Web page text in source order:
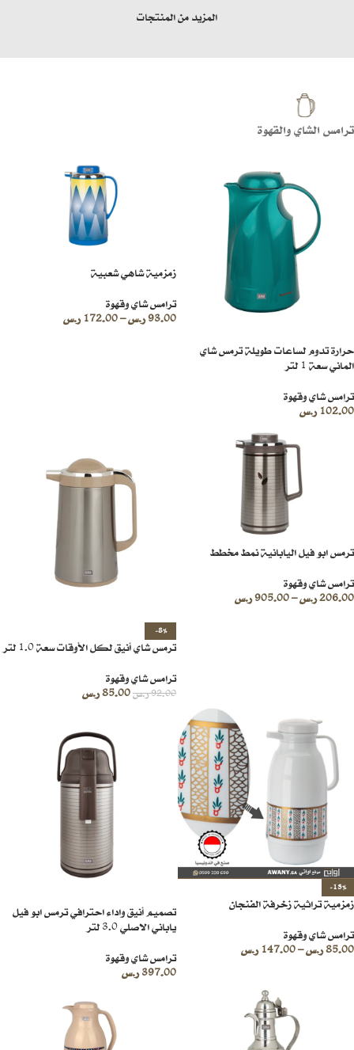
المزيد من المنتجات
ترامس الشاي والقهوة
حرارة تدوم لساعات طويلة ترمس شاي
الماني سعة 1 لتر
ترامس شاي وقهوة
102.00 ر.س
زمزمية شاهي شعبية
ترامس شاي وقهوة
93.00ر.س–
172.00 ر.س
ترمس ابو فيل اليابانية نمط مخطط
ترامس شاي وقهوة
206.00ر.س–
905.00ر.س
-8%
ترمس شاي أنيق لكل الأوقات سعة 1.0 لتر
ترامس شاي وقهوة
92.00ر.س85.00ر.س
-13%
زمزمية تراثية زخرفة الفنجان
ترامس شاي وقهوة
85.00ر.س–
147.00 ر.س
تصميم أنيق واداء احترافي ترمس ابو فيل
ياباني الاصلي 3.0 لتر
ترامس شاي وقهوة
397.00ر.س